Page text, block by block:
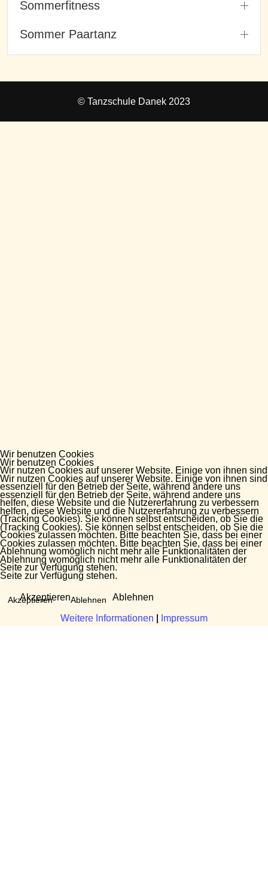
Wir benutzen Cookies
Wir nutzen Cookies auf unserer Website. Einige von ihnen sind
essenziell für den Betrieb der Seite, während andere uns
helfen, diese Website und die Nutzererfahrung zu verbessern
(Tracking Cookies). Sie können selbst entscheiden, ob Sie die
Cookies zulassen möchten. Bitte beachten Sie, dass bei einer
Ablehnung womöglich nicht mehr alle Funktionalitäten der
Seite zur Verfügung stehen.
Akzeptieren Ablehnen
Weitere Informationen Impressum
Sommerfitness
Sommer Paartanz
© Tanzschule Danek 2023
Wir benutzen Cookies
Wir nutzen Cookies auf unserer Website. Einige von ihnen sind
essenziell für den Betrieb der Seite, während andere uns
helfen, diese Website und die Nutzererfahrung zu verbessern
(Tracking Cookies). Sie können selbst entscheiden, ob Sie die
Cookies zulassen möchten. Bitte beachten Sie, dass bei einer
Ablehnung womöglich nicht mehr alle Funktionalitäten der
Seite zur Verfügung stehen.
Akzeptieren Ablehnen
Weitere Informationen Impressum